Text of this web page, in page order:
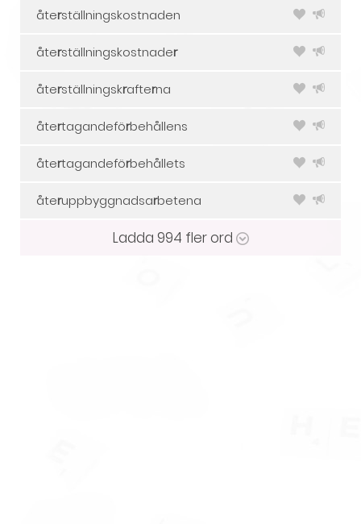
återställningskostnaden
återställningskostnader
återställningskrafterna
återtagandeförbehållens
återtagandeförbehållets
återuppbyggnadsarbetena
Ladda 994 fler ord